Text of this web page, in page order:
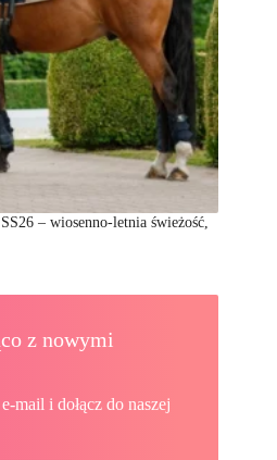
– wiosenno-letnia świeżość,
z nowymi
mail i dołącz do naszej